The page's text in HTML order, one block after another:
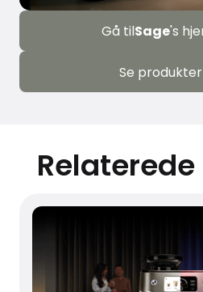
Gå tilSage's
Se